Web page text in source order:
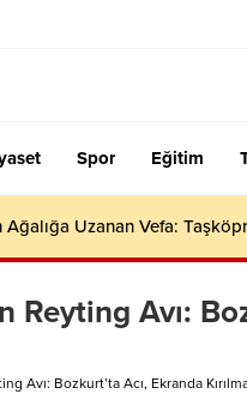
Spor Eğitim
Ağalığa Uzanan Vefa:
Avı:
Avı: Bozkurt’ta Acı, Ekranda